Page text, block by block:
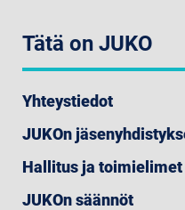
Tätä on JUKO
Yhteystiedot
JUKOn
Hallitus ja toimielimet
JUKOn säännöt